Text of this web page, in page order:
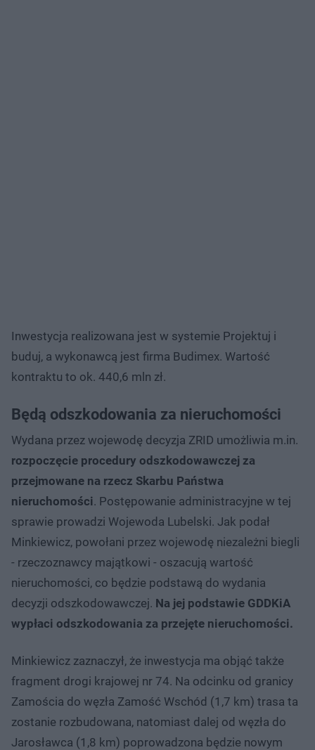
Inwestycja realizowana jest w systemie Projektuj i
buduj, a wykonawcą jest firma Budimex. Wartość
kontraktu to ok. 440,6 mln zł.
Będą odszkodowania za nieruchomości
Wydana przez wojewodę decyzja ZRID umożliwia m.in.
rozpoczęcie procedury odszkodowawczej za
przejmowane na rzecz Skarbu Państwa
nieruchomości. Postępowanie administracyjne w tej
sprawie prowadzi Wojewoda Lubelski. Jak podał
Minkiewicz, powołani przez wojewodę niezależni biegli
- rzeczoznawcy majątkowi - oszacują wartość
nieruchomości, co będzie podstawą do wydania
decyzji odszkodowawczej. Na jej podstawie GDDKiA
wypłaci odszkodowania za przejęte nieruchomości.
Minkiewicz zaznaczył, że inwestycja ma objąć także
fragment drogi krajowej nr 74. Na odcinku od granicy
Zamościa do węzła Zamość Wschód (1,7 km) trasa ta
zostanie rozbudowana, natomiast dalej od węzła do
Jarosławca (1,8 km) poprowadzona będzie nowym